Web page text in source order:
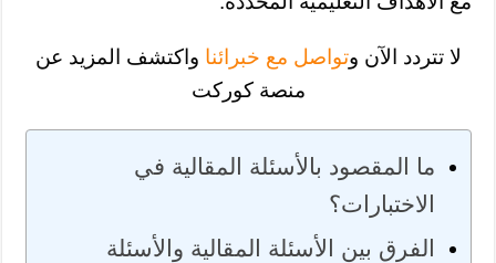
لا تتردد الآن وتواصل مع خبرائنا واكتشف المزيد عن
منصة كوركت
ما المقصود بالأسئلة المقالية في
الاختبارات؟
الفرق بين الأسئلة المقالية والأسئلة